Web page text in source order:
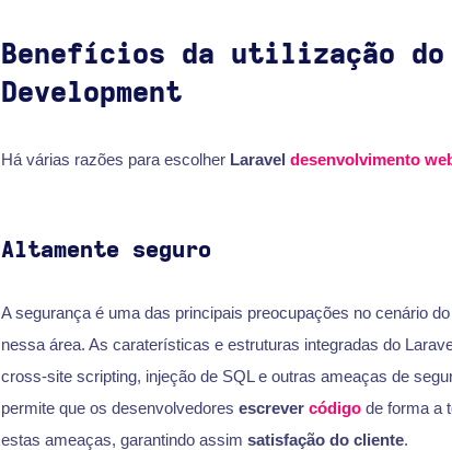
Benefícios da utilização do
Development
Há várias razões para escolher Laravel desenvolvimento
Altamente seguro
A segurança é uma das principais preocupações no cenário
nessa área. As caraterísticas e estruturas integradas do
cross-site scripting, injeção de SQL e outras ameaças de
permite que os desenvolvedores escrever códigode forma a
estas ameaças, garantindo assim satisfação do cliente.